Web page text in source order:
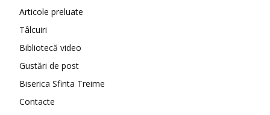
Articole preluate
Tâlcuiri
Bibliotecă video
Gustări de post
Biserica Sfinta Treime
Contacte